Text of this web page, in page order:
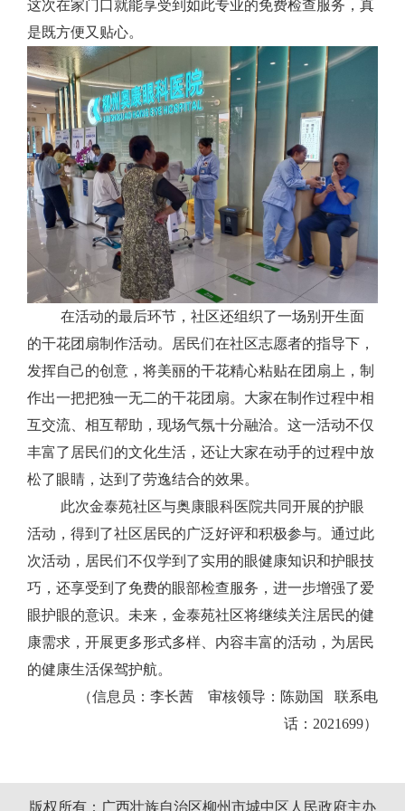
这次在家门口就能享受到如此专业的免费检查服务，真
是既方便又贴心。
在活动的最后环节，社区还组织了一场别开生面
的干花团扇制作活动。居民们在社区志愿者的指导下，
发挥自己的创意，将美丽的干花精心粘贴在团扇上，制
作出一把把独一无二的干花团扇。大家在制作过程中相
互交流、相互帮助，现场气氛十分融洽。这一活动不仅
丰富了居民们的文化生活，还让大家在动手的过程中放
松了眼睛，达到了劳逸结合的效果。
此次金泰苑社区与奥康眼科医院共同开展的护眼
活动，得到了社区居民的广泛好评和积极参与。通过此
次活动，居民们不仅学到了实用的眼健康知识和护眼技
巧，还享受到了免费的眼部检查服务，进一步增强了爱
眼护眼的意识。未来，金泰苑社区将继续关注居民的健
康需求，开展更多形式多样、内容丰富的活动，为居民
的健康生活保驾护航。
（信息员：李长茜 审核领导：陈勋国 联系电
话：2021699）
版权所有：广西壮族自治区柳州市城中区人民政府主办